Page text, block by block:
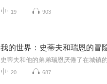
19 903
我的世界：史蒂夫和瑞恩的冒
20 687